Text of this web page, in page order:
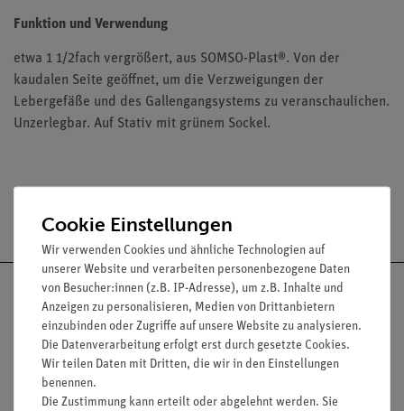
Funktion und Verwendung
etwa 1 1/2fach vergrößert, aus SOMSO-Plast®. Von der
kaudalen Seite geöffnet, um die Verzweigungen der
Lebergefäße und des Gallengangsystems zu veranschaulichen.
Unzerlegbar. Auf Stativ mit grünem Sockel.
Nach oben
Cookie Einstellungen
Wir verwenden Cookies und ähnliche Technologien auf
unserer Website und verarbeiten personenbezogene Daten
von Besucher:innen (z.B. IP-Adresse), um z.B. Inhalte und
Anzeigen zu personalisieren, Medien von Drittanbietern
einzubinden oder Zugriffe auf unsere Website zu analysieren.
Die Datenverarbeitung erfolgt erst durch gesetzte Cookies.
Wir teilen Daten mit Dritten, die wir in den Einstellungen
benennen.
Die Zustimmung kann erteilt oder abgelehnt werden. Sie